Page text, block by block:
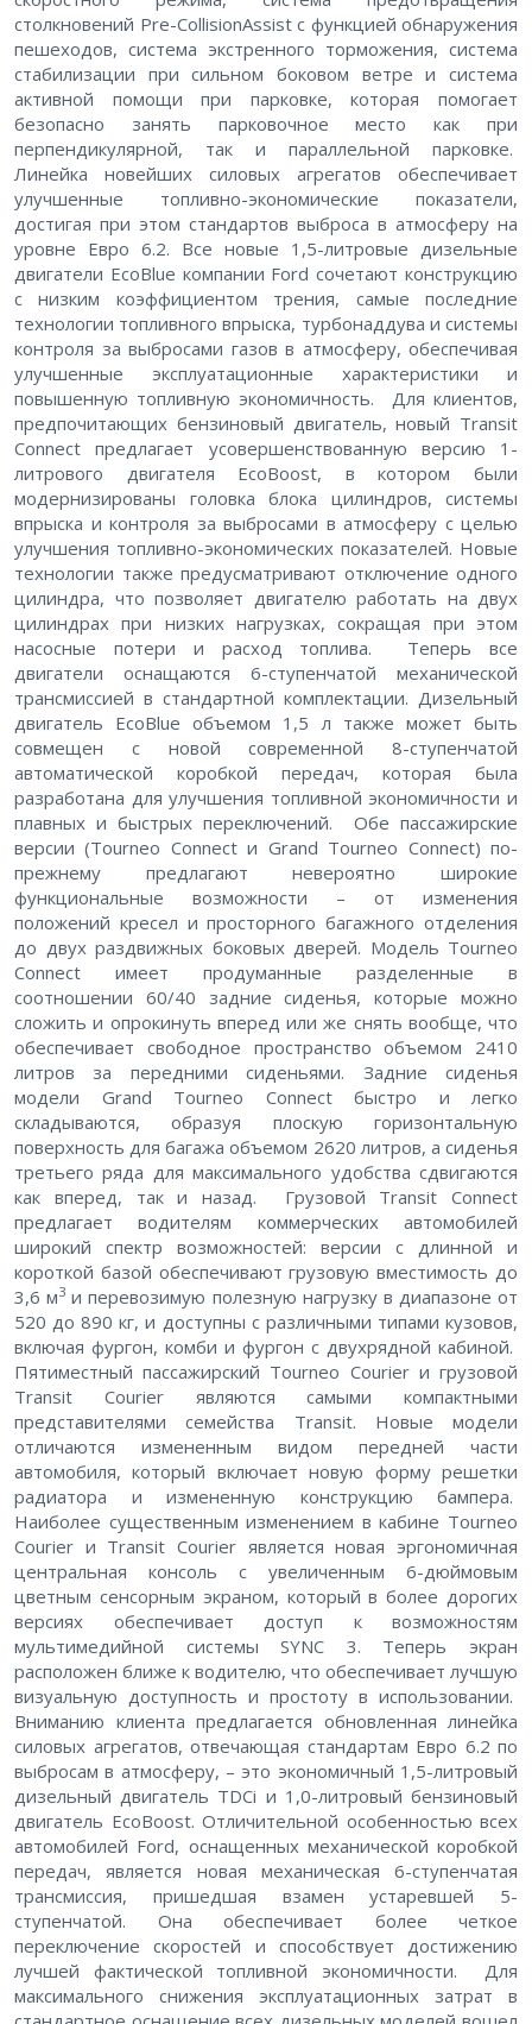
столкновений Pre-CollisionAssist с функцией обнаружения
пешеходов, система экстренного торможения, система
стабилизации при сильном боковом ветре и система
активной помощи при парковке, которая помогает
безопасно занять парковочное место как при
перпендикулярной, так и параллельной парковке.
Линейка новейших силовых агрегатов обеспечивает
улучшенные топливно-экономические показатели,
достигая при этом стандартов выброса в атмосферу на
уровне Евро 6.2. Все новые 1,5-литровые дизельные
двигатели EcoBlue компании Ford сочетают конструкцию
с низким коэффициентом трения, самые последние
технологии топливного впрыска, турбонаддува и системы
контроля за выбросами газов в атмосферу, обеспечивая
улучшенные эксплуатационные характеристики и
повышенную топливную экономичность. Для клиентов,
предпочитающих бензиновый двигатель, новый Transit
Connect предлагает усовершенствованную версию 1-
литрового двигателя EcoBoost, в котором были
модернизированы головка блока цилиндров, системы
впрыска и контроля за выбросами в атмосферу с целью
улучшения топливно-экономических показателей. Новые
технологии также предусматривают отключение одного
цилиндра, что позволяет двигателю работать на двух
цилиндрах при низких нагрузках, сокращая при этом
насосные потери и расход топлива. Теперь все
двигатели оснащаются 6-ступенчатой механической
трансмиссией в стандартной комплектации. Дизельный
двигатель EcoBlue объемом 1,5 л также может быть
совмещен с новой современной 8-ступенчатой
автоматической коробкой передач, которая была
разработана для улучшения топливной экономичности и
плавных и быстрых переключений. Обе пассажирские
версии (Tourneo Connect и Grand Tourneo Connect) по-
прежнему предлагают невероятно широкие
функциональные возможности – от изменения
положений кресел и просторного багажного отделения
до двух раздвижных боковых дверей. Модель Tourneo
Connect имеет продуманные разделенные в
соотношении 60/40 задние сиденья, которые можно
сложить и опрокинуть вперед или же снять вообще, что
обеспечивает свободное пространство объемом 2410
литров за передними сиденьями. Задние сиденья
модели Grand Tourneo Connect быстро и легко
складываются, образуя плоскую горизонтальную
поверхность для багажа объемом 2620 литров, а сиденья
третьего ряда для максимального удобства сдвигаются
как вперед, так и назад. Грузовой Transit Connect
предлагает водителям коммерческих автомобилей
широкий спектр возможностей: версии с длинной и
короткой базой обеспечивают грузовую вместимость до
3,6 м3 и перевозимую полезную нагрузку в диапазоне от
520 до 890 кг, и доступны с различными типами кузовов,
включая фургон, комби и фургон с двухрядной кабиной.
Пятиместный пассажирский Tourneo Courier и грузовой
Transit Courier являются самыми компактными
представителями семейства Transit. Новые модели
отличаются измененным видом передней части
автомобиля, который включает новую форму решетки
радиатора и измененную конструкцию бампера.
Наиболее существенным изменением в кабине Tourneo
Courier и Transit Courier является новая эргономичная
центральная консоль с увеличенным 6-дюймовым
цветным сенсорным экраном, который в более дорогих
версиях обеспечивает доступ к возможностям
мультимедийной системы SYNC 3. Теперь экран
расположен ближе к водителю, что обеспечивает лучшую
визуальную доступность и простоту в использовании.
Вниманию клиента предлагается обновленная линейка
силовых агрегатов, отвечающая стандартам Евро 6.2 по
выбросам в атмосферу, – это экономичный 1,5-литровый
дизельный двигатель TDCi и 1,0-литровый бензиновый
двигатель EcoBoost. Отличительной особенностью всех
автомобилей Ford, оснащенных механической коробкой
передач, является новая механическая 6-ступенчатая
трансмиссия, пришедшая взамен устаревшей 5-
ступенчатой. Она обеспечивает более четкое
переключение скоростей и способствует достижению
лучшей фактической топливной экономичности. Для
максимального снижения эксплуатационных затрат в